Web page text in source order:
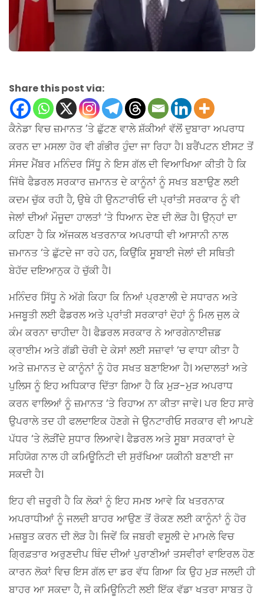
Share this post via:
ਕੈਨੇਡਾ ਵਿਚ ਜ਼ਮਾਨਤ ’ਤੇ ਛੁੱਟਣ ਵਾਲੇ ਸ਼ੱਕੀਆਂ ਵੱਲੋਂ ਦੁਬਾਰਾ ਅਪਰਾਧ
ਕਰਨ ਦਾ ਮਸਲਾ ਹੋਰ ਵੀ ਗੰਭੀਰ ਹੁੰਦਾ ਜਾ ਰਿਹਾ ਹੈ। ਬਰੈਂਪਟਨ ਈਸਟ ਤੋਂ
ਸੰਸਦ ਮੈਂਬਰ ਮਨਿੰਦਰ ਸਿੱਧੂ ਨੇ ਇਸ ਗੱਲ ਦੀ ਵਿਆਖਿਆ ਕੀਤੀ ਹੈ ਕਿ
ਜਿੱਥੇ ਫੈਡਰਲ ਸਰਕਾਰ ਜ਼ਮਾਨਤ ਦੇ ਕਾਨੂੰਨਾਂ ਨੂੰ ਸਖਤ ਬਣਾਉਣ ਲਈ
ਕਦਮ ਚੁੱਕ ਰਹੀ ਹੈ, ਉਥੇ ਹੀ ਉਨਟਾਰੀਓ ਦੀ ਪ੍ਰਾਂਤੀ ਸਰਕਾਰ ਨੂੰ ਵੀ
ਜੇਲਾਂ ਦੀਆਂ ਮੌਜੂਦਾ ਹਾਲਤਾਂ ‘ਤੇ ਧਿਆਨ ਦੇਣ ਦੀ ਲੋੜ ਹੈ। ਉਨ੍ਹਾਂ ਦਾ
ਕਹਿਣਾ ਹੈ ਕਿ ਅੱਜਕਲ ਖਤਰਨਾਕ ਅਪਰਾਧੀ ਵੀ ਆਸਾਨੀ ਨਾਲ
ਜ਼ਮਾਨਤ ‘ਤੇ ਛੁੱਟਦੇ ਜਾ ਰਹੇ ਹਨ, ਕਿਉਂਕਿ ਸੂਬਾਈ ਜੇਲਾਂ ਦੀ ਸਥਿਤੀ
ਬੇਹੱਦ ਦਇਆਨੁਕ ਹੋ ਚੁੱਕੀ ਹੈ।
ਮਨਿੰਦਰ ਸਿੱਧੂ ਨੇ ਅੱਗੇ ਕਿਹਾ ਕਿ ਨਿਆਂ ਪ੍ਰਣਾਲੀ ਦੇ ਸਧਾਰਨ ਅਤੇ
ਮਜਬੂਤੀ ਲਈ ਫੈਡਰਲ ਅਤੇ ਪ੍ਰਾਂਤੀ ਸਰਕਾਰਾਂ ਦੋਹਾਂ ਨੂੰ ਮਿਲ ਜੁਲ ਕੇ
ਕੰਮ ਕਰਨਾ ਚਾਹੀਦਾ ਹੈ। ਫੈਡਰਲ ਸਰਕਾਰ ਨੇ ਆਰਗੇਨਾਈਜ਼ਡ
ਕ੍ਰਾਈਮ ਅਤੇ ਗੱਡੀ ਚੋਰੀ ਦੇ ਕੇਸਾਂ ਲਈ ਸਜ਼ਾਵਾਂ ‘ਚ ਵਾਧਾ ਕੀਤਾ ਹੈ
ਅਤੇ ਜ਼ਮਾਨਤ ਦੇ ਕਾਨੂੰਨਾਂ ਨੂੰ ਹੋਰ ਸਖਤ ਬਣਾਇਆ ਹੈ। ਅਦਾਲਤਾਂ ਅਤੇ
ਪੁਲਿਸ ਨੂੰ ਇਹ ਅਧਿਕਾਰ ਦਿੱਤਾ ਗਿਆ ਹੈ ਕਿ ਮੁੜ-ਮੁੜ ਅਪਰਾਧ
ਕਰਨ ਵਾਲਿਆਂ ਨੂੰ ਜ਼ਮਾਨਤ ‘ਤੇ ਰਿਹਾਅ ਨਾ ਕੀਤਾ ਜਾਵੇ। ਪਰ ਇਹ ਸਾਰੇ
ਉਪਰਾਲੇ ਤਦ ਹੀ ਫਲਦਾਇਕ ਹੋਣਗੇ ਜੇ ਉਨਟਾਰੀਓ ਸਰਕਾਰ ਵੀ ਆਪਣੇ
ਪੱਧਰ ‘ਤੇ ਲੋੜੀਂਦੇ ਸੁਧਾਰ ਲਿਆਵੇ। ਫੈਡਰਲ ਅਤੇ ਸੂਬਾ ਸਰਕਾਰਾਂ ਦੇ
ਸਹਿਯੋਗ ਨਾਲ ਹੀ ਕਮਿਊਨਿਟੀ ਦੀ ਸੁਰੱਖਿਆ ਯਕੀਨੀ ਬਣਾਈ ਜਾ
ਸਕਦੀ ਹੈ।
ਇਹ ਵੀ ਜ਼ਰੂਰੀ ਹੈ ਕਿ ਲੋਕਾਂ ਨੂੰ ਇਹ ਸਮਝ ਆਵੇ ਕਿ ਖਤਰਨਾਕ
ਅਪਰਾਧੀਆਂ ਨੂੰ ਜਲਦੀ ਬਾਹਰ ਆਉਣ ਤੋਂ ਰੋਕਣ ਲਈ ਕਾਨੂੰਨਾਂ ਨੂੰ ਹੋਰ
ਮਜ਼ਬੂਤ ਕਰਨ ਦੀ ਲੋੜ ਹੈ। ਜਿਵੇਂ ਕਿ ਜਬਰੀ ਵਸੂਲੀ ਦੇ ਮਾਮਲੇ ਵਿਚ
ਗ੍ਰਿਫ਼ਤਾਰ ਅਰੁਣਦੀਪ ਥਿੰਦ ਦੀਆਂ ਪੁਰਾਣੀਆਂ ਤਸਵੀਰਾਂ ਵਾਇਰਲ ਹੋਣ
ਕਾਰਨ ਲੋਕਾਂ ਵਿਚ ਇਸ ਗੱਲ ਦਾ ਡਰ ਵੱਧ ਗਿਆ ਕਿ ਉਹ ਮੁੜ ਜਲਦੀ ਹੀ
ਬਾਹਰ ਆ ਸਕਦਾ ਹੈ, ਜੋ ਕਮਿਊਨਿਟੀ ਲਈ ਇੱਕ ਵੱਡਾ ਖਤਰਾ ਸਾਬਤ ਹੋ